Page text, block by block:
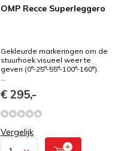
OMP Recce Superleggero
Gekleurde markeringen om de
stuurhoek visueel weer te
geven (0°-25°-55°-100°-160°).
...
€ 295,-
Vergelijk